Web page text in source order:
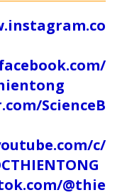
ScienceB
c/
@thie